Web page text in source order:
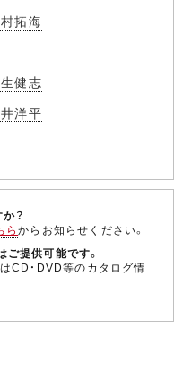
拓海
健志
洋平
？
らからお知らせください。
提供可能です。
CD・DVD等のカタログ情